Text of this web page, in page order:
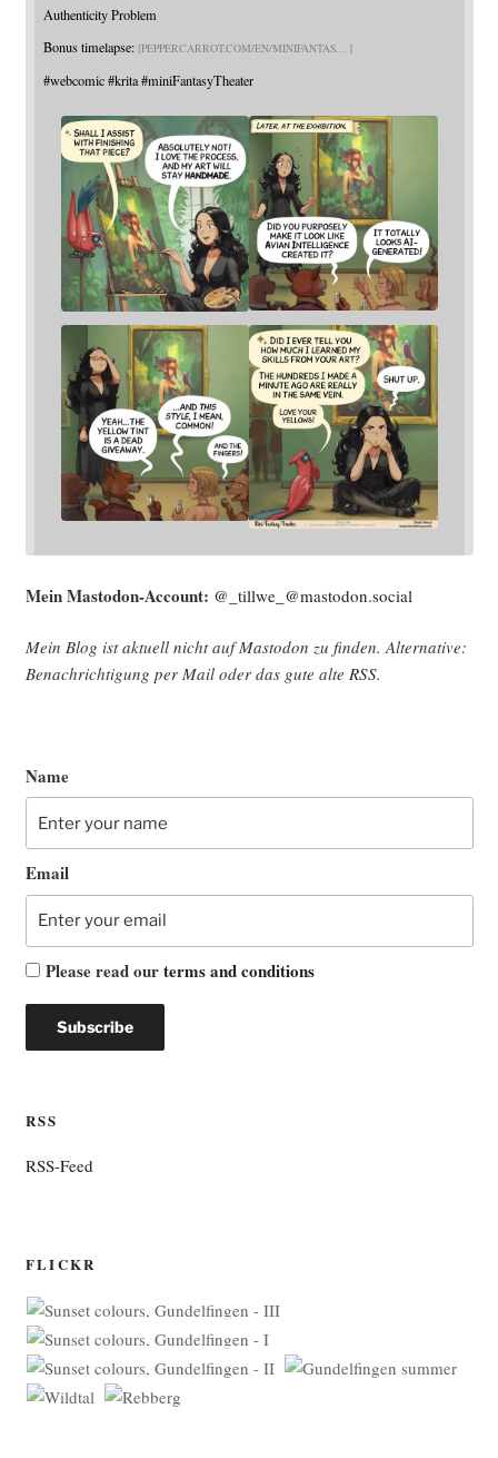
Authenticity Problem
Bonus timelapse: PEPPERCARROT.COM/EN/MINIFANTAS
#webcomic #krita #miniFantasyTheater
Mein Mast­o­don-Account: @_tillwe_@mastodon.social
Mein Blog ist aktu­ell nicht auf Mast­o­don zu fin­den. Alter­na­ti­ve:
Benach­rich­ti­gung per Mail oder das gute alte RSS.
Name
Email
Please read ourterms and conditions
RSS
RSS-Feed
FLICKR